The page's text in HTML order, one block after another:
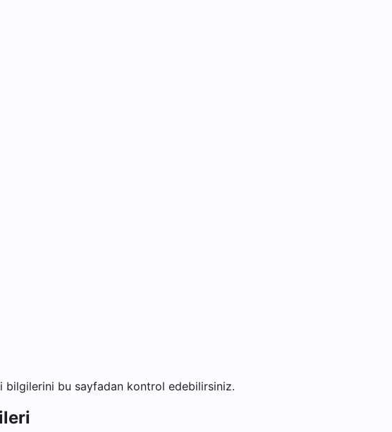
bu sayfadan kontrol edebilirsiniz.